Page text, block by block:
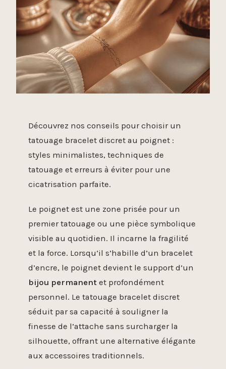
Découvrez nos conseils pour choisir un
tatouage bracelet discret au poignet :
styles minimalistes, techniques de
tatouage et erreurs à éviter pour une
cicatrisation parfaite.
Le poignet est une zone prisée pour un
premier tatouage ou une pièce symbolique
visible au quotidien. Il incarne la fragilité
et la force. Lorsqu’il s’habille d’un bracelet
d’encre, le poignet devient le support d’un
bijou permanent et profondément
personnel. Le tatouage bracelet discret
séduit par sa capacité à souligner la
finesse de l’attache sans surcharger la
silhouette, offrant une alternative élégante
aux accessoires traditionnels.